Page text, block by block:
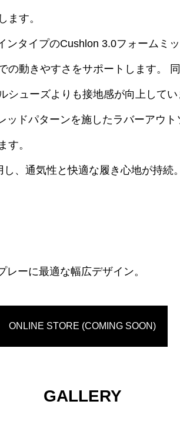
ます。
タイプのCushlon 3.0フォームミ
の動きやすさをサポートします。
ューズよりも接地感が向上してい
ッドパターンを施したラバーアウ
す。
、通気性と快適な履き心地が持続。
ーに最適な幅広デザイン。
ONLINE STORE (COMING SOON)
GALLERY